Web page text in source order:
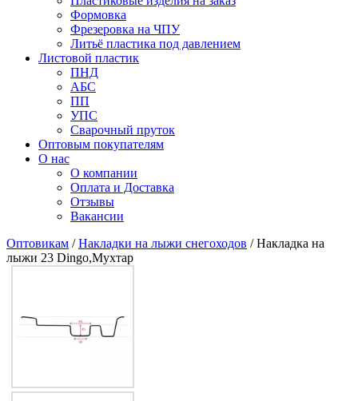
Формовка
Фрезеровка на ЧПУ
Литьё пластика под давлением
Листовой пластик
ПНД
АБС
ПП
УПС
Сварочный пруток
Оптовым покупателям
О нас
О компании
Оплата и Доставка
Отзывы
Вакансии
Оптовикам /Накладки на лыжи снегоходов / Накладка на
лыжи 23 Dingo,Мухтар